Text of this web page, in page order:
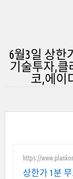
6월3일 상한
기술투자,클
코,에이
https://
상한가 1분